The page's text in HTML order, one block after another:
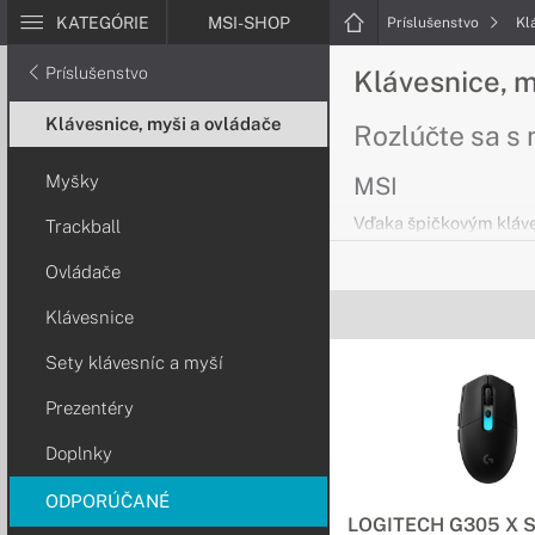
KATEGÓRIE MSI-SHOP Príslušenstvo
Príslušenstvo
Klávesnice, myši a ovládače
Myšky
Trackball
Ovládače
Klávesnice
Sety klávesníc a myší
Prezentéry
Doplnky
ODPORÚČANÉ
Klávesnice,
Rozlúčte sa s
MSI
Vďaka špičkovým
od MSI budete
Myšky pre
Ovládajte
So špičkovými
LOGITECH G305 X